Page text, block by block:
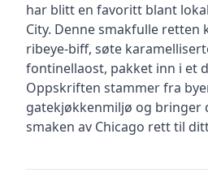
har blitt en favoritt blant
City. Denne smakfulle
ribeye-biff, søte
fontinellaost, pakket inn i et
Oppskriften stammer fra
gatekjøkkenmiljø og bringer
smaken av Chicago rett til